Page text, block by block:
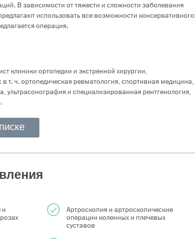
В зависимости от тяжести и сложности заболевания
использовать все возможности консервативного
операция.
клиники ортопедии и экстренной хирургии,
т. ч. ортопедическая ревматология, спортивная медицина,
ультрасонография и специализированная рентгенология,
и
Артроскопия и артроскопические
операции коленных и плечевых
суставов